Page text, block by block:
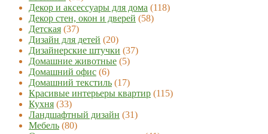
Декор и аксессуары для дома (118)
Декор стен, окон и дверей (58)
Детская (37)
Дизайн для детей (20)
Дизайнерские штучки (37)
Домашние животные (5)
Домашний офис (6)
Домашний текстиль (17)
Красивые интерьеры квартир (115)
Кухня (33)
Ландшафтный дизайн (31)
Мебель (80)